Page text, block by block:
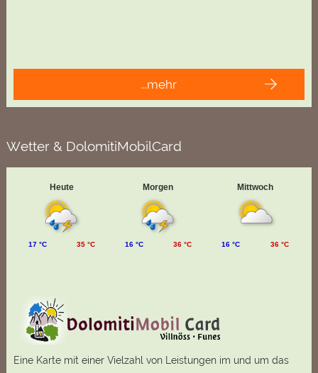
...mehr
Wetter & DolomitiMobilCard
Heute Morgen Mittwoch
17 °C 35 °C 16 °C 36 °C 16 °C 36 °C
Eine Karte mit einer Vielzahl von Leistungen im und um das